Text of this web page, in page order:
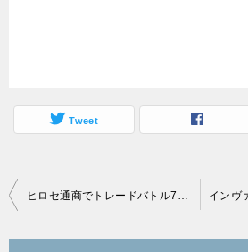
Tweet
投
ヒロセ通商でトレードバトル7月は勝利でTシャツ、負けてもあられ